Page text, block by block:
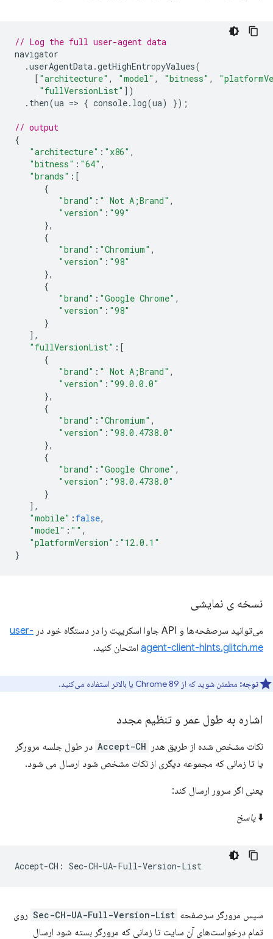
// Log the full user-agent data
navigator
.userAgentData.getHighEntropyValues(
[ "architecture" , "model" , "bitness" ,
"fullVersionList" ])
. then(ua => { console. log(ua) });
// output
{
"architecture" : "x86" ,
"bitness" : "64" ,
"brands" : [
{
"brand" : " Not A;Brand" ,
"version" : "99"
},
{
"brand" : "Chromium" ,
"version" : "98"
},
{
"brand" : "Google Chrome" ,
"version" : "98"
}
],
"fullVersionList" : [
{
"brand" : " Not A;Brand" ,
"version" : "99.0.0.0"
},
{
"brand" : "Chromium" ,
"version" : "98.0.4738.0"
},
{
"brand" : "Google Chrome" ,
"version" : "98.0.4738.0"
}
],
"mobile" : false,
"model" : "" ,
"platformVersion" : "12.0.1"
}
نسخه ی نمایشی
می‌توانید سرصفحه‌ها و API جاوا اسکریپت را در دستگاه خود در
user-
agent-client-hints.glitch.me امتحان کنید.
توجه: مطمئن شوید که از Chrome 89 یا بالاتر استفاده می‌کنید.
اشاره به طول عمر و تنظیم مجدد
نکات مشخص شده از طریق هدر Accept-CH در طول جلسه مرورگر
یا تا زمانی که مجموعه دیگری از نکات مشخص شود ارسال می شود.
یعنی اگر سرور ارسال کند:
⬇️پاسخ
سپس مرورگر سرصفحه Sec-CH-UA-Full-Version-List روی
تمام درخواست‌های آن سایت تا زمانی که مرورگر بسته شود ارسال